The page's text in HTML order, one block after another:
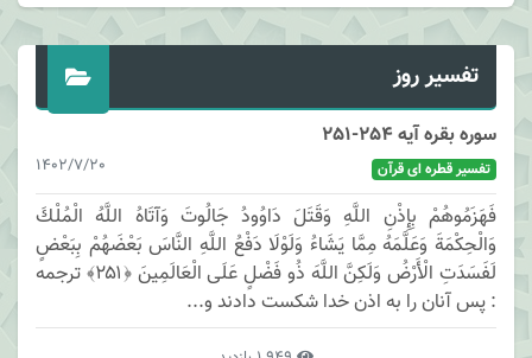
تفسیر روز
سوره بقره آیه 254-251
1402/7/20 تفسیر قطره ای قرآن
فَهَزَمُوهُمْ بِإِذْنِ اللَّهِ وَقَتَلَ دَاوُودُ جَالُوتَ وَآتَاهُ اللَّهُ الْمُلْكَ
وَالْحِكْمَةَ وَعَلَّمَهُ مِمَّا يَشَاءُ وَلَوْلَا دَفْعُ اللَّهِ النَّاسَ بَعْضَهُمْ بِبَعْضٍ
لَفَسَدَتِ الْأَرْضُ وَلَكِنَّ اللَّهَ ذُو فَضْلٍ عَلَى الْعَالَمِينَ ﴿۲۵۱﴾ ترجمه
: پس آنان را به اذن خدا شكست دادند و...